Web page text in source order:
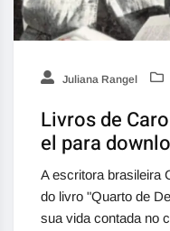
Juliana Rangel
Livros de
el para
A escritora brasileira
do livro "Quarto de
sua vida contada no